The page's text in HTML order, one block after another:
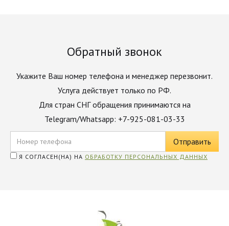
Обратный звонок
Укажите Ваш номер телефона и менеджер перезвонит.
Услуга действует только по РФ.
Для стран СНГ обращения принимаются на
Telegram/Whatsapp: +7-925-081-03-33
Я СОГЛАСЕН(НА) НА ОБРАБОТКУ ПЕРСОНАЛЬНЫХ ДАННЫХ